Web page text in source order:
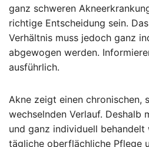
ganz schweren
richtige Entscheidung sein.
Verhältnis muss jedoch ganz
abgewogen werden.
ausführlich.
Akne zeigt einen chronischen,
wechselnden Verlauf. Deshalb
und ganz individuell behandelt
tägliche oberflächliche Pflege